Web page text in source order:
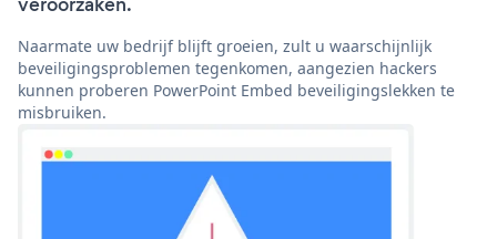
Naarmate uw bedrijf blijft groeien, zult u waarschijnlijk
beveiligingsproblemen tegenkomen, aangezien hackers
kunnen proberen PowerPoint Embed beveiligingslekken te
misbruiken.